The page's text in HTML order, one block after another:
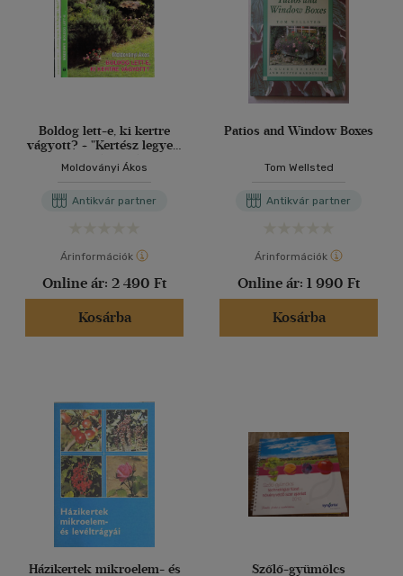
Boldog lett-e, ki kertre
vágyott? + "Kertész legyen,
ki boldogságra vágyik!"
Moldoványi Ákos
Antikvár partner
Árinformációk
Online ár: 2 490 Ft
Kosárba
Patios and Window Boxes
Tom Wellsted
Antikvár partner
Árinformációk
Online ár: 1 990 Ft
Kosárba
Házikertek mikroelem- és Szőlő-gyümölcs